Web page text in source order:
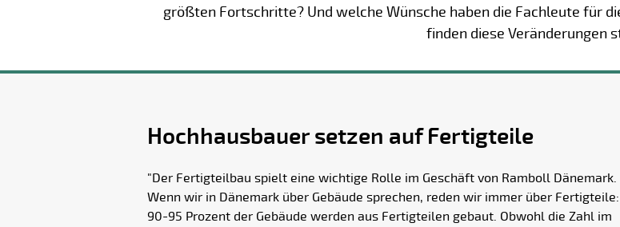
größten Fortschritte? Und welche Wünsche haben die Fachleute für
finden diese Veränderungen
Hochhausbauer setzen auf Fertigteile
"Der Fertigteilbau spielt eine wichtige Rolle im Geschäft von Ramboll Dänemark.
Wenn wir in Dänemark über Gebäude sprechen, reden wir immer über Fertigteile:
90-95 Prozent der Gebäude werden aus Fertigteilen gebaut. Obwohl die Zahl im